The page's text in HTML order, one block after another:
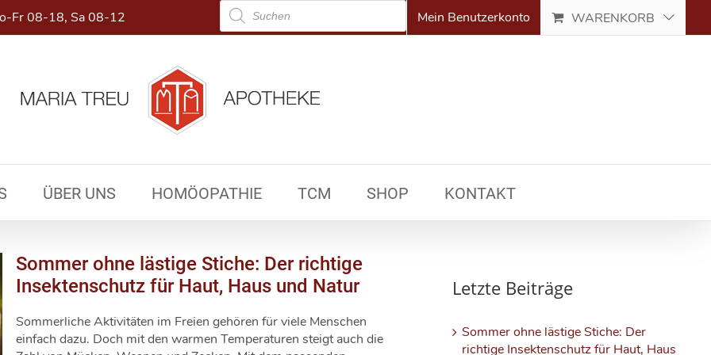
Fr 08-18, Sa 08-12
Products
search Mein Benutzerkonto WARENKORB
ÜBER UNS HOMÖOPATHIE TCM SHOP KONTAKT
Sommer ohne lästige Stiche: Der richtige
Insektenschutz für Haut, Haus und Natur
Sommerliche Aktivitäten im Freien gehören für viele Menschen
einfach dazu. Doch mit den warmen Temperaturen steigt auch die
Letzte Beiträge
Sommer ohne lästige Stiche: Der
richtige Insektenschutz für Haut, Haus